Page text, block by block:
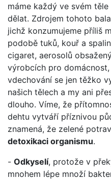
máme každý ve svém
dělat. Zdrojem tohoto
jichž konzumujeme příliš
podobě tuků, kouř a
cigaret, aerosolů
výrobcích pro
vdechování se jen těžko
našich tělech a my ani
dlouho. Víme, že
dehtu vytváří příznivou
znamená, že zelené
detoxikaci organismu.
- Odkyselí, protože v
mnohem lépe množí